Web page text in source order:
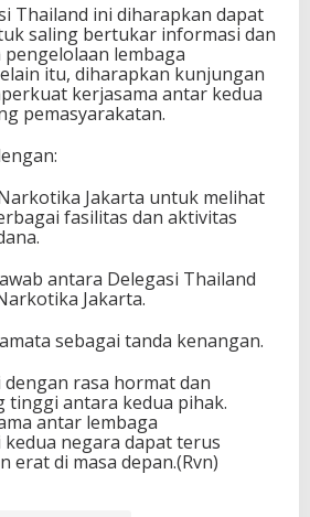
Thailand ini diharapkan dapat
saling bertukar informasi dan
lembaga
itu, diharapkan kunjungan
kerjasama antar kedua
pemasyarakatan.
Jakarta untuk melihat
fasilitas dan aktivitas
antara Delegasi Thailand
Jakarta.
sebagai tanda kenangan.
rasa hormat dan
tinggi antara kedua pihak.
antar lembaga
negara dapat terus
erat di masa depan.(Rvn)